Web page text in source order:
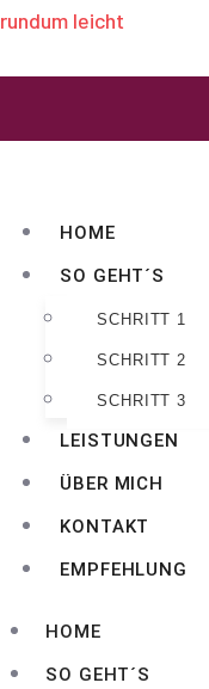
rundum leicht
HOME
SO GEHT´S
SCHRITT 1
SCHRITT 2
SCHRITT 3
LEISTUNGEN
ÜBER MICH
KONTAKT
EMPFEHLUNG
HOME
SO GEHT´S